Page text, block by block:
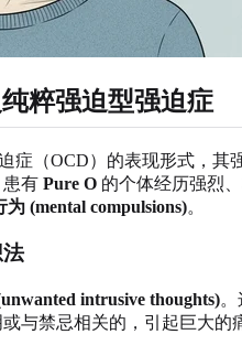
粹强迫型强迫症
症（OCD）的表现形式，
有 Pure O 的个体经历强烈
(mental compulsions)。
intrusive thoughts)
与禁忌相关的，引起巨大